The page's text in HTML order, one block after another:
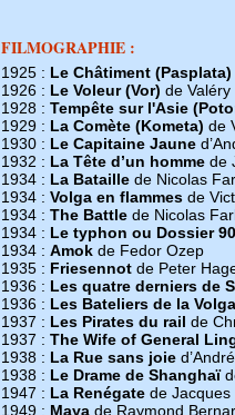
FILMOGRAPHIE :
1925 : Le Châtiment (Pasplata)
1926 : Le Voleur (Vor) de
1928 : Tempête sur l'Asie
1929 : La Comète (Kometa) de
1930 : Le Capitaine Jaune
1932 : La Tête d’un homme de
1934 : La Bataille de Nicolas
1934 : Volga en flammes de
1934 : The Battle de Nicolas
1934 : Le typhon ou Dossier
1934 : Amok de Fedor Ozep
1935 : Friesennot de Peter
1936 : Les quatre derniers de
1936 : Les Bateliers de la Volga
1937 : Les Pirates du rail de
1937 : The Wife of General
1938 : La Rue sans joie
1938 : Le Drame de Shanghaï
1947 : La Renégate de Jacques
1949 : Maya de Raymond